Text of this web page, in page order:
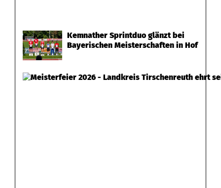
Kemnather Sprintduo glänzt bei
Bayerischen Meisterschaften in Hof